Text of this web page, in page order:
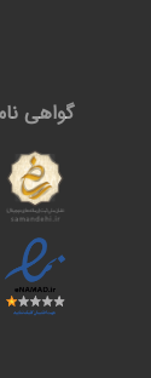
گواهی